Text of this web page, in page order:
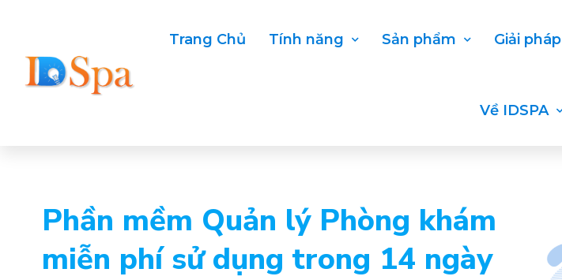
Trang Chủ Tính năng Sản phẩm Giải pháp
Về IDSPA
Phần mềm Quản lý Phòng khám
miễn phí sử dụng trong 14 ngày